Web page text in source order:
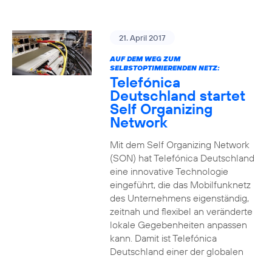
21. April 2017
AUF DEM WEG ZUM
SELBSTOPTIMIERENDEN NETZ:
Telefónica
Deutschland startet
Self Organizing
Network
Mit dem Self Organizing Network
(SON) hat Telefónica Deutschland
eine innovative Technologie
eingeführt, die das Mobilfunknetz
des Unternehmens eigenständig,
zeitnah und flexibel an veränderte
lokale Gegebenheiten anpassen
kann. Damit ist Telefónica
Deutschland einer der globalen